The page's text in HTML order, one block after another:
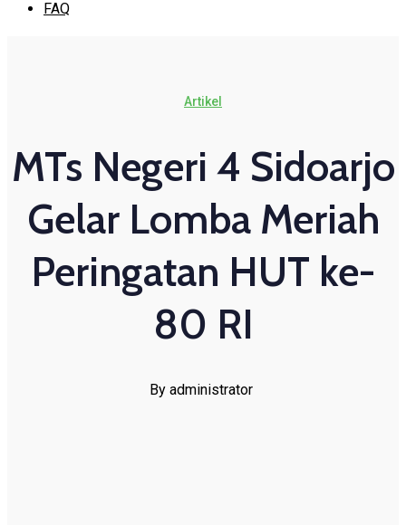
FAQ
Artikel
MTs Negeri 4 Sidoarjo
Gelar Lomba Meriah
Peringatan HUT ke-
80 RI
By administrator